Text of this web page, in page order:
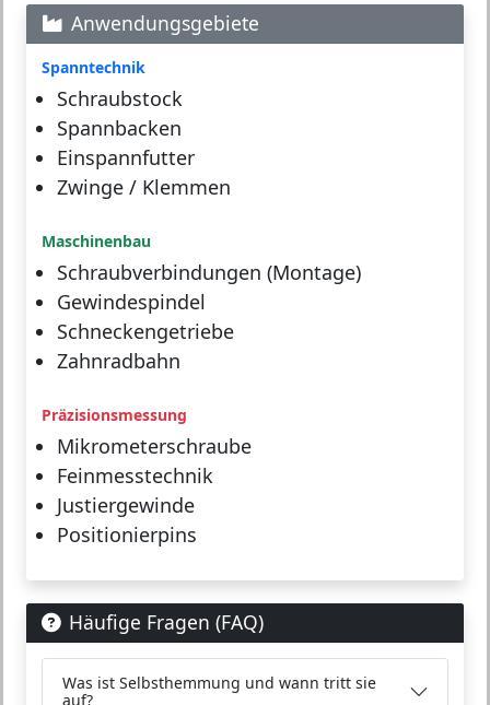
Anwendungsgebiete
Spanntechnik
Schraubstock
Spannbacken
Einspannfutter
Zwinge / Klemmen
Maschinenbau
Schraubverbindungen (Montage)
Gewindespindel
Schneckengetriebe
Zahnradbahn
Präzisionsmessung
Mikrometerschraube
Feinmesstechnik
Justiergewinde
Positionierpins
Häufige Fragen (FAQ)
Was ist Selbsthemmung und wann tritt sie
auf?